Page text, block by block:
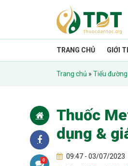
TRANG CHỦ GIỚI
Trang chủ » Tiểu đường
Thuốc
dụng &
09:47 - 03/07/2023
0